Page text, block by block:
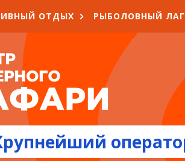
ОТДЫХ РЫБОЛОВНЫЙ